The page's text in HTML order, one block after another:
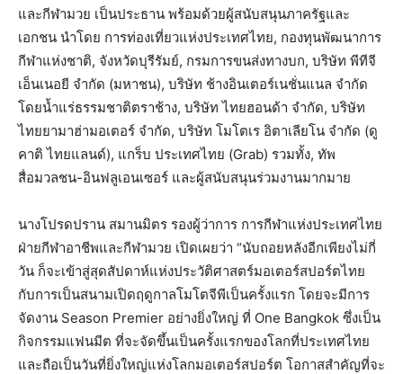
และกีฬามวย เป็นประธาน พร้อมด้วยผู้สนับสนุนภาครัฐและ
เอกชน นำโดย การท่องเที่ยวแห่งประเทศไทย, กองทุนพัฒนาการ
กีฬาแห่งชาติ, จังหวัดบุรีรัมย์, กรมการขนส่งทางบก, บริษัท พีทีจี
เอ็นเนอยี จำกัด (มหาชน), บริษัท ช้างอินเตอร์เนชั่นแนล จำกัด
โดยน้ำแร่ธรรมชาติตราช้าง, บริษัท ไทยฮอนด้า จำกัด, บริษัท
ไทยยามาฮ่ามอเตอร์ จำกัด, บริษัท โมโตเร อิตาเลียโน จำกัด (ดู
คาติ ไทยแลนด์), แกร็บ ประเทศไทย (Grab) รวมทั้ง, ทัพ
สื่อมวลชน-อินฟลูเอนเซอร์ และผู้สนับสนุนร่วมงานมากมาย
นางโปรดปราน สมานมิตร รองผู้ว่าการ การกีฬาแห่งประเทศไทย
ฝ่ายกีฬาอาชีพและกีฬามวย เปิดเผยว่า “นับถอยหลังอีกเพียงไม่กี่
วัน ก็จะเข้าสู่สุดสัปดาห์แห่งประวัติศาสตร์มอเตอร์สปอร์ตไทย
กับการเป็นสนามเปิดฤดูกาลโมโตจีพีเป็นครั้งแรก โดยจะมีการ
จัดงาน Season Premier อย่างยิ่งใหญ่ ที่ One Bangkok ซึ่งเป็น
กิจกรรมแฟนมีต ที่จะจัดขึ้นเป็นครั้งแรกของโลกที่ประเทศไทย
และถือเป็นวันที่ยิ่งใหญ่แห่งโลกมอเตอร์สปอร์ต โอกาสสำคัญที่จะ